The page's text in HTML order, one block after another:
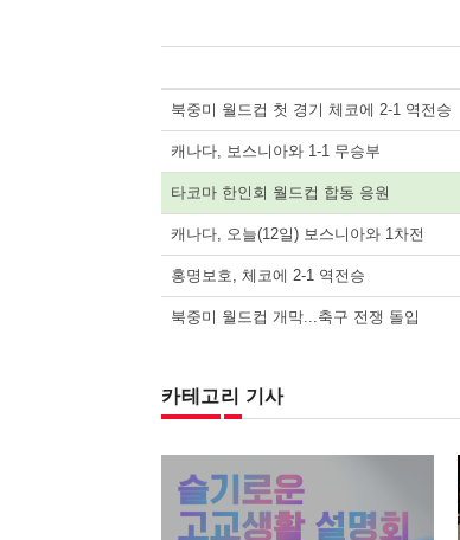
북중미 월드컵 첫 경기 체코에 2-1 역전승
캐나다, 보스니아와 1-1 무승부
타코마 한인회 월드컵 합동 응원
캐나다, 오늘(12일) 보스니아와 1차전
홍명보호, 체코에 2-1 역전승
북중미 월드컵 개막...축구 전쟁 돌입
카테고리 기사